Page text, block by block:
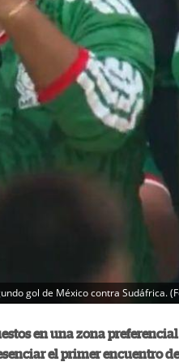
gol de México contra Sudáfrica.
en una zona
el primer encuentro